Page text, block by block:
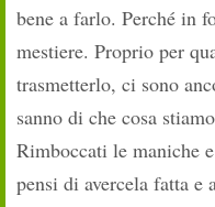
bene a farlo. Perché in
mestiere. Proprio per
trasmetterlo, ci sono
sanno di che cosa
Rimboccati le maniche
pensi di avercela fatta e